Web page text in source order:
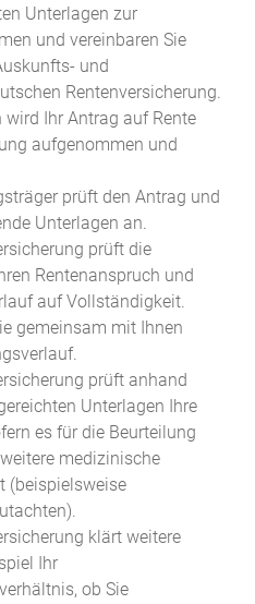
Unterlagen zur
und vereinbaren Sie
und
Rentenversicherung.
wird Ihr Antrag auf Rente
aufgenommen und
prüft den Antrag und
Unterlagen an.
prüft die
Rentenanspruch und
auf Vollständigkeit.
gemeinsam mit Ihnen
prüft anhand
Unterlagen Ihre
es für die Beurteilung
medizinische
(beispielsweise
klärt weitere
Ihr
ob Sie